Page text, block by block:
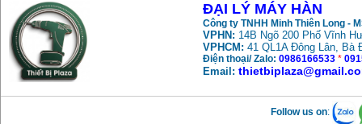
ĐẠI LÝ MÁY HÀN
Công ty TNHH Minh Thiên Long -
VPHN: 14B Ngõ 200 Phố Vĩnh
VPHCM: 41 QL1A Đông Lân, Bà
Điện thoại/ Zalo: 0986166533 *
Email:
Follow us on: